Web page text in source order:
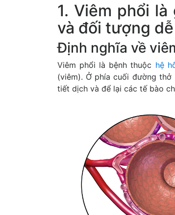
1. Viêm phổi
và đối tượng
Định nghĩa về
Viêm phổi là bệnh thuộc hệ
(viêm). Ở phía cuối đường
tiết dịch và để lại các tế bào